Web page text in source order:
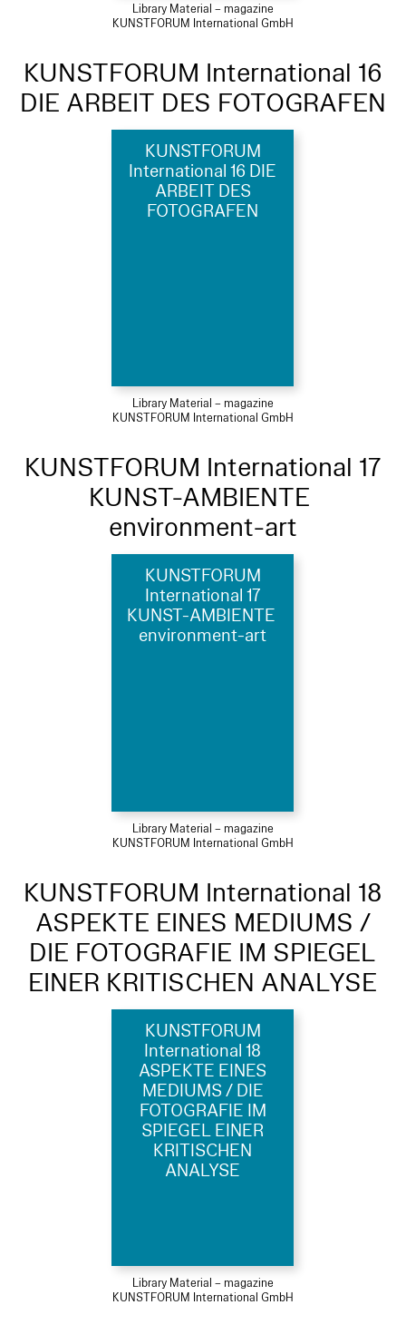
Library Material – magazine
KUNSTFORUM International GmbH
KUNSTFORUM International 16
DIE ARBEIT DES FOTOGRAFEN
KUNSTFORUM
International 16 DIE
ARBEIT DES
FOTOGRAFEN
Library Material – magazine
KUNSTFORUM International GmbH
KUNSTFORUM International 17
KUNST-AMBIENTE
environment-art
KUNSTFORUM
International 17
KUNST-AMBIENTE
environment-art
Library Material – magazine
KUNSTFORUM International GmbH
KUNSTFORUM International 18
ASPEKTE EINES MEDIUMS /
DIE FOTOGRAFIE IM SPIEGEL
EINER KRITISCHEN ANALYSE
KUNSTFORUM
International 18
ASPEKTE EINES
MEDIUMS / DIE
FOTOGRAFIE IM
SPIEGEL EINER
KRITISCHEN
ANALYSE
Library Material – magazine
KUNSTFORUM International GmbH